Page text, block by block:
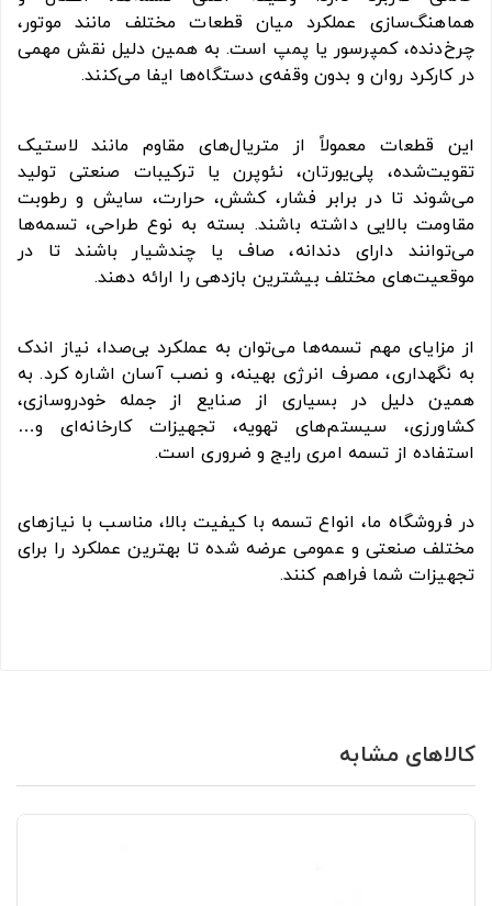
هماهنگ‌سازی عملکرد میان قطعات مختلف مانند موتور،
چرخ‌دنده، کمپرسور یا پمپ است. به همین دلیل نقش مهمی
در کارکرد روان و بدون وقفه‌ی دستگاه‌ها ایفا می‌کنند.
این قطعات معمولاً از متریال‌های مقاوم مانند لاستیک
تقویت‌شده، پلی‌یورتان، نئوپرن یا ترکیبات صنعتی تولید
می‌شوند تا در برابر فشار، کشش، حرارت، سایش و رطوبت
مقاومت بالایی داشته باشند. بسته به نوع طراحی، تسمه‌ها
می‌توانند دارای دندانه، صاف یا چندشیار باشند تا در
موقعیت‌های مختلف بیشترین بازدهی را ارائه دهند.
از مزایای مهم تسمه‌ها می‌توان به عملکرد بی‌صدا، نیاز اندک
به نگهداری، مصرف انرژی بهینه، و نصب آسان اشاره کرد. به
همین دلیل در بسیاری از صنایع از جمله خودروسازی،
کشاورزی، سیستم‌های تهویه، تجهیزات کارخانه‌ای و…
استفاده از تسمه امری رایج و ضروری است.
در فروشگاه ما، انواع تسمه با کیفیت بالا، مناسب با نیازهای
مختلف صنعتی و عمومی عرضه شده تا بهترین عملکرد را برای
تجهیزات شما فراهم کنند.
کالاهای مشابه